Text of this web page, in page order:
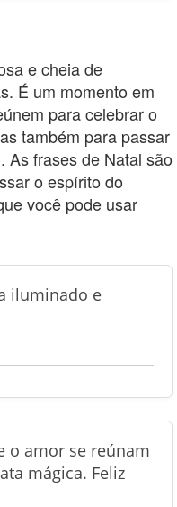
e cheia de
É um momento em
para celebrar o
também para passar
As frases de Natal são
o espírito do
você pode usar
iluminado e
o amor se reúnam
mágica. Feliz